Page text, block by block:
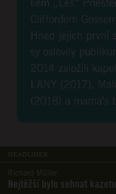
HEADLINER
Richard Müller
Nejtěžší bylo sehnat kazetu